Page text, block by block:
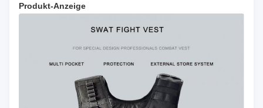
Produkt-Anzeige